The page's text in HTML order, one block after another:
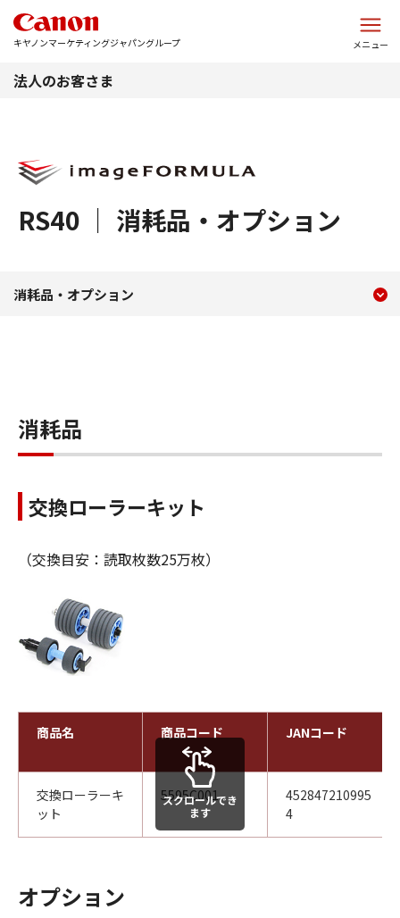
キヤノンマーケティングジャパングループ メニュー
法人のお客さま
RS40 ｜ 消耗品・オプション
オプション・消耗品 RS40
消耗品・オプション
消耗品
交換ローラーキット
（交換目安：読取枚数25万枚）
商品名 商品コード JANコード
交換ローラーキ
ット
5595C001
452847210995
4
スクロールでき
ます
オプション